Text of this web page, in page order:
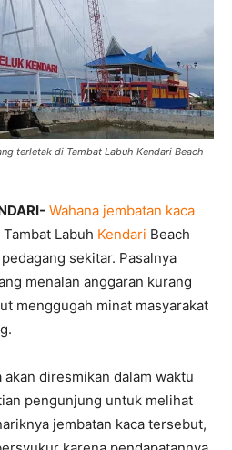
terletak di Tambat Labuh Kendari Beach
Wahana jembatan kaca
Labuh Kendari Beach
sekitar. Pasalnya
menalan anggaran kurang
menggugah minat masyarakat
diresmikan dalam waktu
pengunjung untuk melihat
jembatan kaca tersebut,